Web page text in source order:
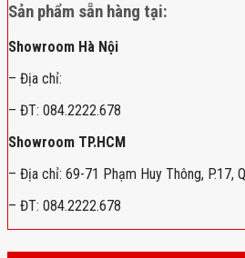
Sản phẩm sẵn hàng tại:
Showroom Hà Nội
– Địa chỉ:
– ĐT: 084.2222.678
Showroom TP.HCM
– Địa chỉ: 69-71 Phạm Huy Thông, P.17,
– ĐT: 084.2222.678